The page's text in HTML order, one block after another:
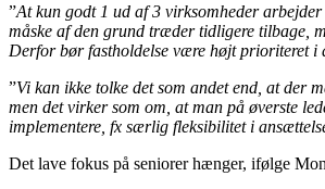
”At kun godt 1 ud af 3 virksomheder
måske af den grund træder tidligere tilbage,
Derfor bør fastholdelse være højt prioriteret
”Vi kan ikke tolke det som andet end, at der
men det virker som om, at man på øverste
implementere, fx særlig fleksibilitet i
Det lave fokus på seniorer hænger, ifølge